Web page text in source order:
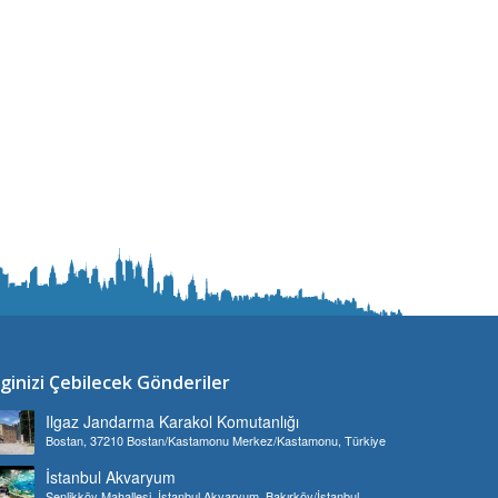
Çebilecek Gönderiler
Ilgaz Jandarma Karakol Komutanlığı
Bostan, 37210 Bostan/Kastamonu Merkez/Kastamonu, Türkiye
İstanbul Akvaryum